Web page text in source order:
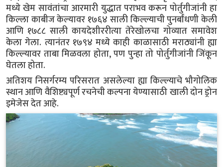
मध्ये खेम सावंतांचा आरमारी युद्धात पराभव करून पोर्तुगीजांनी हा
किल्ला काबीज केल्यावर १७६४ साली किल्ल्याची पुनर्बांधणी केली
आणि १७८८ साली कायदेशीररीत्या तेरेखोलचा गोव्यात समावेश
केला गेला. त्यानंतर १७९४ मध्ये काही काळासाठी मराठ्यांनी ह्या
किल्ल्यावर ताबा मिळवला होता, पण पुन्हा तो पोर्तुगीजांनी जिंकून
घेतला होता.
अतिशय निसर्गरम्य परिसरात असलेल्या ह्या किल्ल्याचे भौगोलिक
स्थान आणि वैशिष्ट्यपूर्ण रचनेची कल्पना येण्यासाठी खाली दोन ड्रोन
इमेजेस देत आहे.